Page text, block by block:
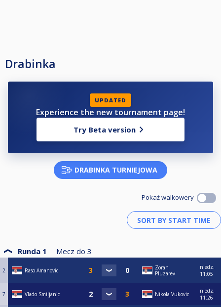
Drabinka
UPDATED
Experience the new tournament page!
Try Beta version
DRABINKA TURNIEJOWA
Pokaż walkowery
Runda 1 Mecz do 3
2 Raso Amanovic
Zoran
Pluzarev
niedz.
11:05
7 Vlado Smiljanic Nikola Vukovic
niedz.
11:26